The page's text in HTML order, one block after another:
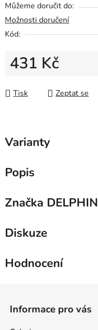
Můžeme doručit do:
Možnosti doručení
Kód:
431 Kč
Tisk
Zeptat se
Varianty
Popis
Značka DELPHIN
Diskuze
Hodnocení
Informace pro vás